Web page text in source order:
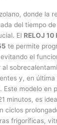
donde la
del tiempo
El RELOJ 10
te permite
el
y, en última
Este modelo en
minutos, es
ciclos
frigoríficas,